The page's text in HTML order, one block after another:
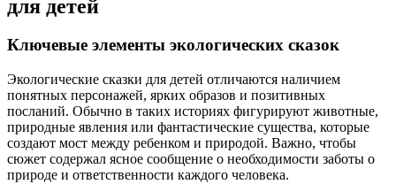
для детей
Ключевые элементы экологических сказок
Экологические сказки для детей отличаются наличием
понятных персонажей, ярких образов и позитивных
посланий. Обычно в таких историях фигурируют животные,
природные явления или фантастические существа, которые
создают мост между ребенком и природой. Важно, чтобы
сюжет содержал ясное сообщение о необходимости заботы о
природе и ответственности каждого человека.